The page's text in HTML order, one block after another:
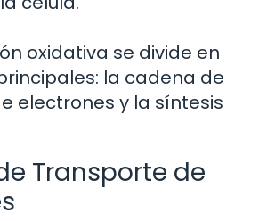
oxidativa se divide en
la cadena de
electrones y la síntesis
Transporte de